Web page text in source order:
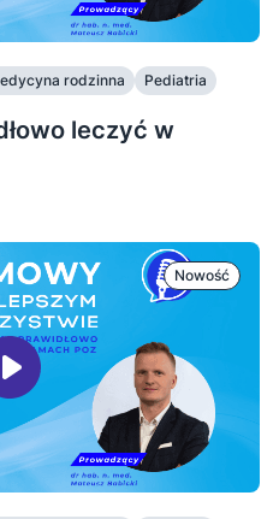
rodzinna Pediatria
leczyć w
Nowość